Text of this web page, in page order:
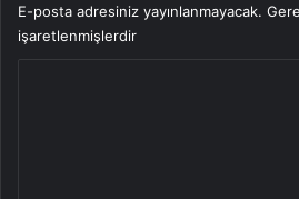
E-posta adresiniz yayınlanmayacak.
işaretlenmişlerdir